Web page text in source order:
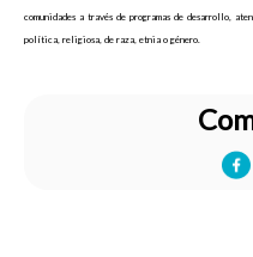
comunidades a través de programas de desarrollo,
política, religiosa, de raza, etnia o género.